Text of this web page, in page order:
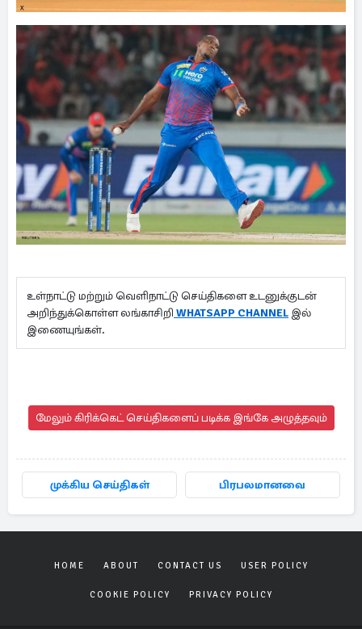
உள்நாட்டு மற்றும் வெளிநாட்டு செய்திகளை உடனுக்குடன்
அறிந்துக்கொள்ள லங்காசிறி WHATSAPP CHANNEL இல்
இணையுங்கள்.
மேலும் கிரிக்கெட் செய்திகளைப் படிக்க இங்கே அழுத்தவும்
முக்கிய செய்திகள் பிரபலமானவை
HOME ABOUT CONTACT US USER POLICY
COOKIE POLICY PRIVACY POLICY